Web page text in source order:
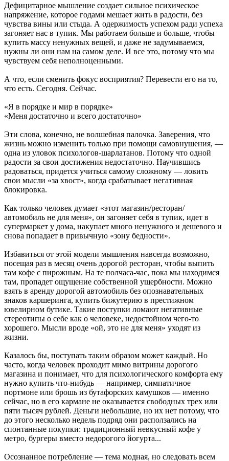
Дефицитарное мышление создает сильное психическое
напряжение, которое годами мешает жить в радости, без
чувства вины или стыда. А одержимость успехом ради успеха
загоняет нас в тупик. Мы работаем больше и больше, чтобы
купить массу ненужных вещей, и даже не задумываемся,
нужны ли они нам на самом деле. И все это, потому что мы
чувствуем себя неполноценными.
А что, если сменить фокус восприятия? Перевести его на то,
что есть. Сегодня. Сейчас.
«Я в порядке и мир в порядке»
«Меня достаточно и всего достаточно»
Эти слова, конечно, не волшебная палочка. Заверения, что
жизнь можно изменить только при помощи самовнушения, —
одна из уловок психологов-шарлатанов. Потому что одной
радости за свои достижения недостаточно. Научившись
радоваться, придется учиться самому сложному — ловить
свои мысли «за хвост», когда срабатывает негативная
блокировка.
Как только человек думает «этот магазин/ресторан/
автомобиль не для меня», он загоняет себя в тупик, идет в
супермаркет у дома, накупает много ненужного и дешевого и
снова попадает в привычную «зону бедности».
Избавиться от этой модели мышления навсегда возможно,
посещая раз в месяц очень дорогой ресторан, чтобы выпить
там кофе с пирожным. На те полчаса-час, пока мы находимся
там, пропадет ощущение собственной ущербности. Можно
взять в аренду дорогой автомобиль без опознавательных
знаков каршеринга, купить бижутерию в престижном
ювелирном бутике. Такие поступки ломают негативные
стереотипы о себе как о человеке, недостойном чего-то
хорошего. Мысли вроде «ой, это не для меня» уходят из
жизни.
Казалось бы, поступать таким образом может каждый. Но
часто, когда человек проходит мимо витрины дорогого
магазина и понимает, что для психологического комфорта ему
нужно купить что-нибудь — например, симпатичное
портмоне или брошь из бутафорских камушков — именно
сейчас, но в его кармане не оказывается свободных трех или
пяти тысяч рублей. Деньги небольшие, но их нет потому, что
до этого несколько недель подряд они расползались на
спонтанные покупки: традиционный невкусный кофе у
метро, бургеры вместо недорогого йогурта...
Осознанное потребление — тема модная, но следовать всем